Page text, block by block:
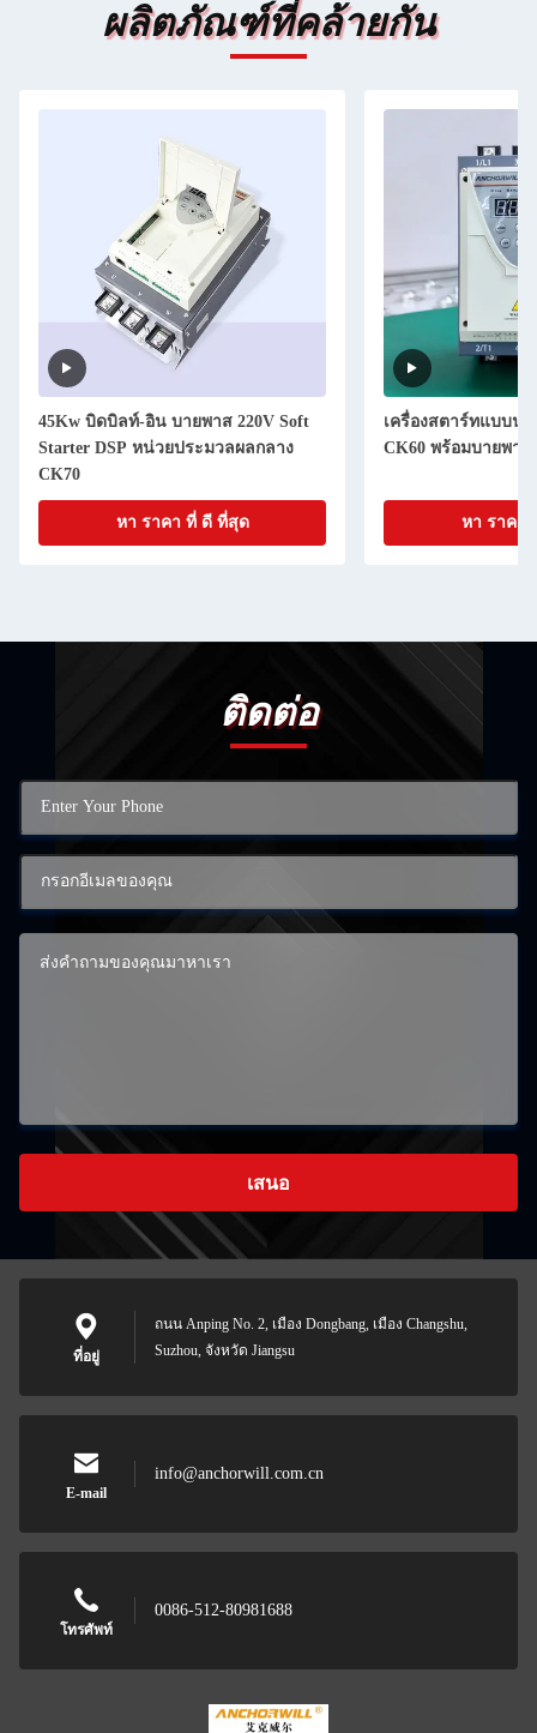
ผลิตภัณฑ์ที่คล้ายกัน
45Kw บิดบิลท์-อิน บายพาส 220V Soft
Starter DSP หน่วยประมวลผลกลาง
CK70
หา ราคา ที่ ดี ที่สุด
เครื่องสตาร์ทแบบนุ่
CK60 พร้อมบายพาส
หา ราคา
ติดต่อ
เสนอ
ที่อยู่
ถนน Anping No. 2, เมือง Dongbang, เมือง Changshu,
Suzhou, จังหวัด Jiangsu
E-mail
info@anchorwill.com.cn
โทรศัพท์
0086-512-80981688